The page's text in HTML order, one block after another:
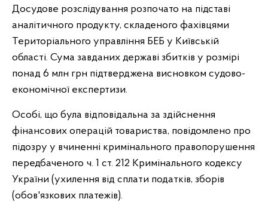
Досудове розслідування розпочато на підставі
аналітичного продукту, складеного фахівцями
Територіального управління БЕБ у Київській
області. Сума завданих державі збитків у розмірі
понад 6 млн грн підтверджена висновком судово-
економічної експертизи.
Особі, що була відповідальна за здійснення
фінансових операцій товариства, повідомлено про
підозру у вчиненні кримінального правопорушення
передбаченого ч. 1 ст. 212 Кримінального кодексу
України (ухилення від сплати податків, зборів
(обов'язкових платежів).